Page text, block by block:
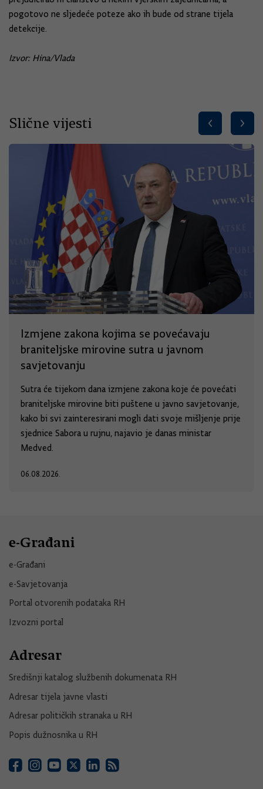
pogotovo ne sljedeće poteze ako ih bude od strane tijela
detekcije.
Izvor: Hina/Vlada
Slične vijesti
Izmjene zakona kojima se povećavaju
braniteljske mirovine sutra u javnom
savjetovanju
Sutra će tijekom dana izmjene zakona koje će povećati
braniteljske mirovine biti puštene u javno savjetovanje,
kako bi svi zainteresirani mogli dati svoje mišljenje prije
sjednice Sabora u rujnu, najavio je danas ministar
Medved.
06.08.2026.
e-Građani
e-Građani
e-Savjetovanja
Portal otvorenih podataka RH
Izvozni portal
Adresar
Središnji katalog službenih dokumenata RH
Adresar tijela javne vlasti
Adresar političkih stranaka u RH
Popis dužnosnika u RH